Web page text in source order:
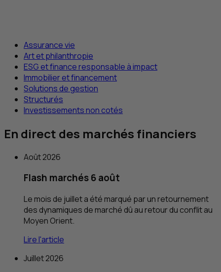
Assurance vie
Art et philanthropie
ESG et finance responsable à impact
Immobilier et financement
Solutions de gestion
Structurés
Investissements non cotés
En direct des marchés financiers
Août 2026
Flash marchés 6 août
Le mois de juillet a été marqué par un retournement
des dynamiques de marché dû au retour du conflit au
Moyen Orient.
Lire l'article
Juillet 2026